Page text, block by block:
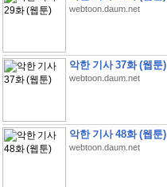
webtoon.daum.net
악한 기사 37화 (웹툰)
webtoon.daum.net
악한 기사 48화 (웹툰)
webtoon.daum.net